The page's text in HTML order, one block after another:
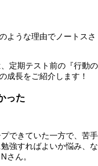
ような理由でノートスさ
定期テスト前の『行動の
成長をご紹介します！
った
できていた一方で、苦手
強すればよいか悩み、な
さん。